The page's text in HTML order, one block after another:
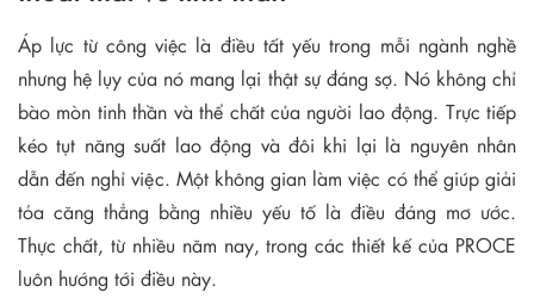
Áp lực từ công việc là điều tất yếu trong mỗi ngành nghề
nhưng hệ lụy của nó mang lại thật sự đáng sợ. Nó không chỉ
bào mòn tinh thần và thể chất của người lao động. Trực tiếp
kéo tụt năng suất lao động và đôi khi lại là nguyên nhân
dẫn đến nghỉ việc. Một không gian làm việc có thể giúp giải
tỏa căng thẳng bằng nhiều yếu tố là điều đáng mơ ước.
Thực chất, từ nhiều năm nay, trong các thiết kế của PROCE
luôn hướng tới điều này.